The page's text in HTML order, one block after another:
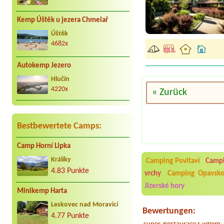
Kemp Úštěk u jezera Chmelař
Úštěk
4682x
Autokemp Jezero
Hlučín
4220x
Bestbewertete Camps:
Camp Horní Lipka
Králíky
4.83 Punkte
Minikemp Harta
Leskovec nad Moravicí
4.77 Punkte
« Zurück
Camping Povltaví
vrchy
Camping Opavsko
Jizerské hory
Bewertungen:
Aneta Melicharová***
Byli jsme zde v týdnu od
utěrky, což při množství
velice zklamalo byl
jak na pouti- z každého
Chtěli jsme být týden,byli
super. Restaurace s